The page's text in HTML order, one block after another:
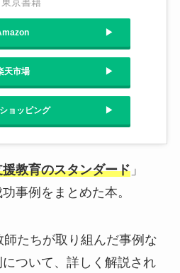
天市場
ョッピング
教育のスタンダード」
事例をまとめた本。
たちが取り組んだ事例な
ついて、詳しく解説され